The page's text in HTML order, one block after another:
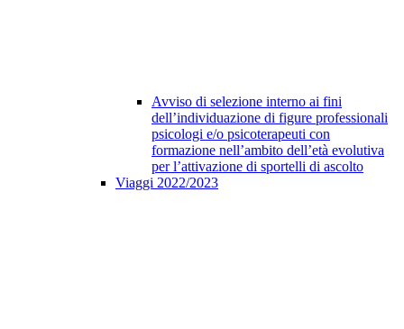
Avviso di selezione interno ai fini
dell’individuazione di figure professionali
psicologi e/o psicoterapeuti con
formazione nell’ambito dell’età evolutiva
per l’attivazione di sportelli di ascolto
Viaggi 2022/2023